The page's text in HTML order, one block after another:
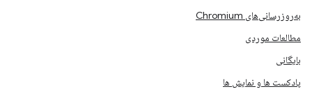
به‌روزرسانی‌های Chromium
مطالعات موردی
بایگانی
پادکست ها و نمایش ها